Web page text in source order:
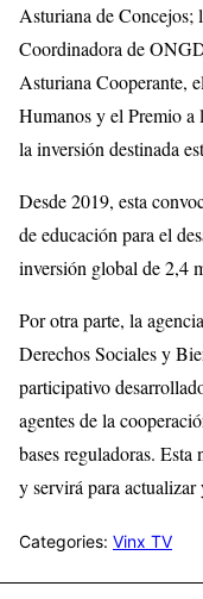
Asturiana de Concejos;
Coordinadora de
Asturiana Cooperante,
Humanos y el Premio a
la inversión destinada
Desde 2019, esta
de educación para el
inversión global de 2,4
Por otra parte, la
Derechos Sociales y
participativo
agentes de la
bases reguladoras.
y servirá para actualizar
Categories: Vinx TV